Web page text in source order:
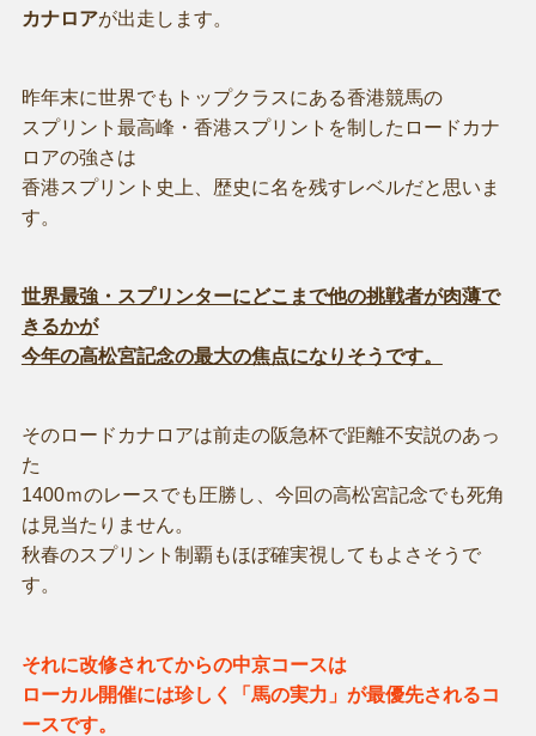
カナロアが出走します。
昨年末に世界でもトップクラスにある香港競馬の
スプリント最高峰・香港スプリントを制したロードカナ
ロアの強さは
香港スプリント史上、歴史に名を残すレベルだと思いま
す。
世界最強・スプリンターにどこまで他の挑戦者が肉薄で
きるかが
今年の高松宮記念の最大の焦点になりそうです。
そのロードカナロアは前走の阪急杯で距離不安説のあっ
た
1400ｍのレースでも圧勝し、今回の高松宮記念でも死角
は見当たりません。
秋春のスプリント制覇もほぼ確実視してもよさそうで
す。
それに改修されてからの中京コースは
ローカル開催には珍しく「馬の実力」が最優先されるコ
ースです。